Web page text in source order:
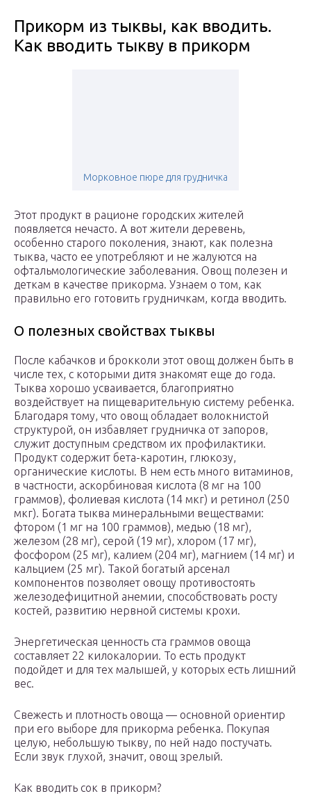
Прикорм из тыквы, как вводить.
Как вводить тыкву в прикорм
Морковное пюре для грудничка
Этот продукт в рационе городских жителей
появляется нечасто. А вот жители деревень,
особенно старого поколения, знают, как полезна
тыква, часто ее употребляют и не жалуются на
офтальмологические заболевания. Овощ полезен и
деткам в качестве прикорма. Узнаем о том, как
правильно его готовить грудничкам, когда вводить.
О полезных свойствах тыквы
После кабачков и брокколи этот овощ должен быть в
числе тех, с которыми дитя знакомят еще до года.
Тыква хорошо усваивается, благоприятно
воздействует на пищеварительную систему ребенка.
Благодаря тому, что овощ обладает волокнистой
структурой, он избавляет грудничка от запоров,
служит доступным средством их профилактики.
Продукт содержит бета-каротин, глюкозу,
органические кислоты. В нем есть много витаминов,
в частности, аскорбиновая кислота (8 мг на 100
граммов), фолиевая кислота (14 мкг) и ретинол (250
мкг). Богата тыква минеральными веществами:
фтором (1 мг на 100 граммов), медью (18 мг),
железом (28 мг), серой (19 мг), хлором (17 мг),
фосфором (25 мг), калием (204 мг), магнием (14 мг) и
кальцием (25 мг). Такой богатый арсенал
компонентов позволяет овощу противостоять
железодефицитной анемии, способствовать росту
костей, развитию нервной системы крохи.
Энергетическая ценность ста граммов овоща
составляет 22 килокалории. То есть продукт
подойдет и для тех малышей, у которых есть лишний
вес.
Свежесть и плотность овоща — основной ориентир
при его выборе для прикорма ребенка. Покупая
целую, небольшую тыкву, по ней надо постучать.
Если звук глухой, значит, овощ зрелый.
Как вводить сок в прикорм?